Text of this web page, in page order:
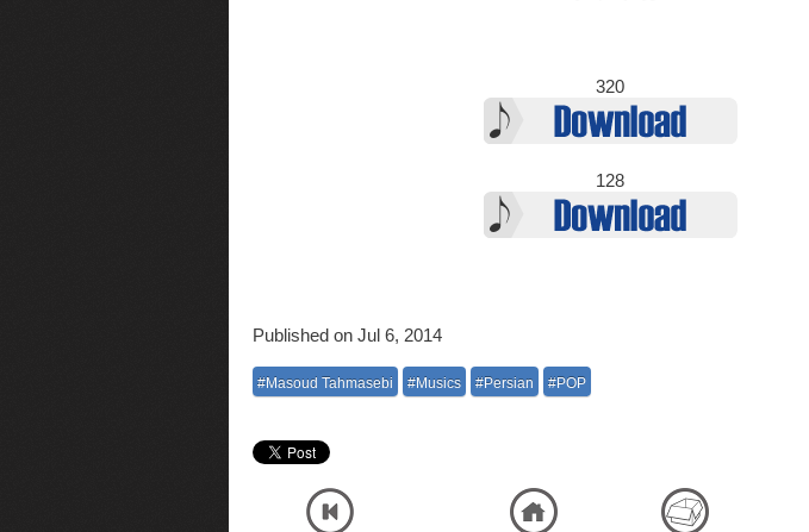
320
128
Published on Jul 6, 2014
#Masoud Tahmasebi #Musics #Persian #POP